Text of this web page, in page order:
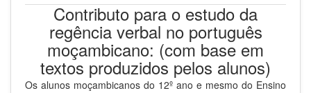
Contributo para o estudo da
regência verbal no português
moçambicano: (com base em
textos produzidos pelos alunos)
Os alunos moçambicanos do 12º ano e mesmo do Ensino